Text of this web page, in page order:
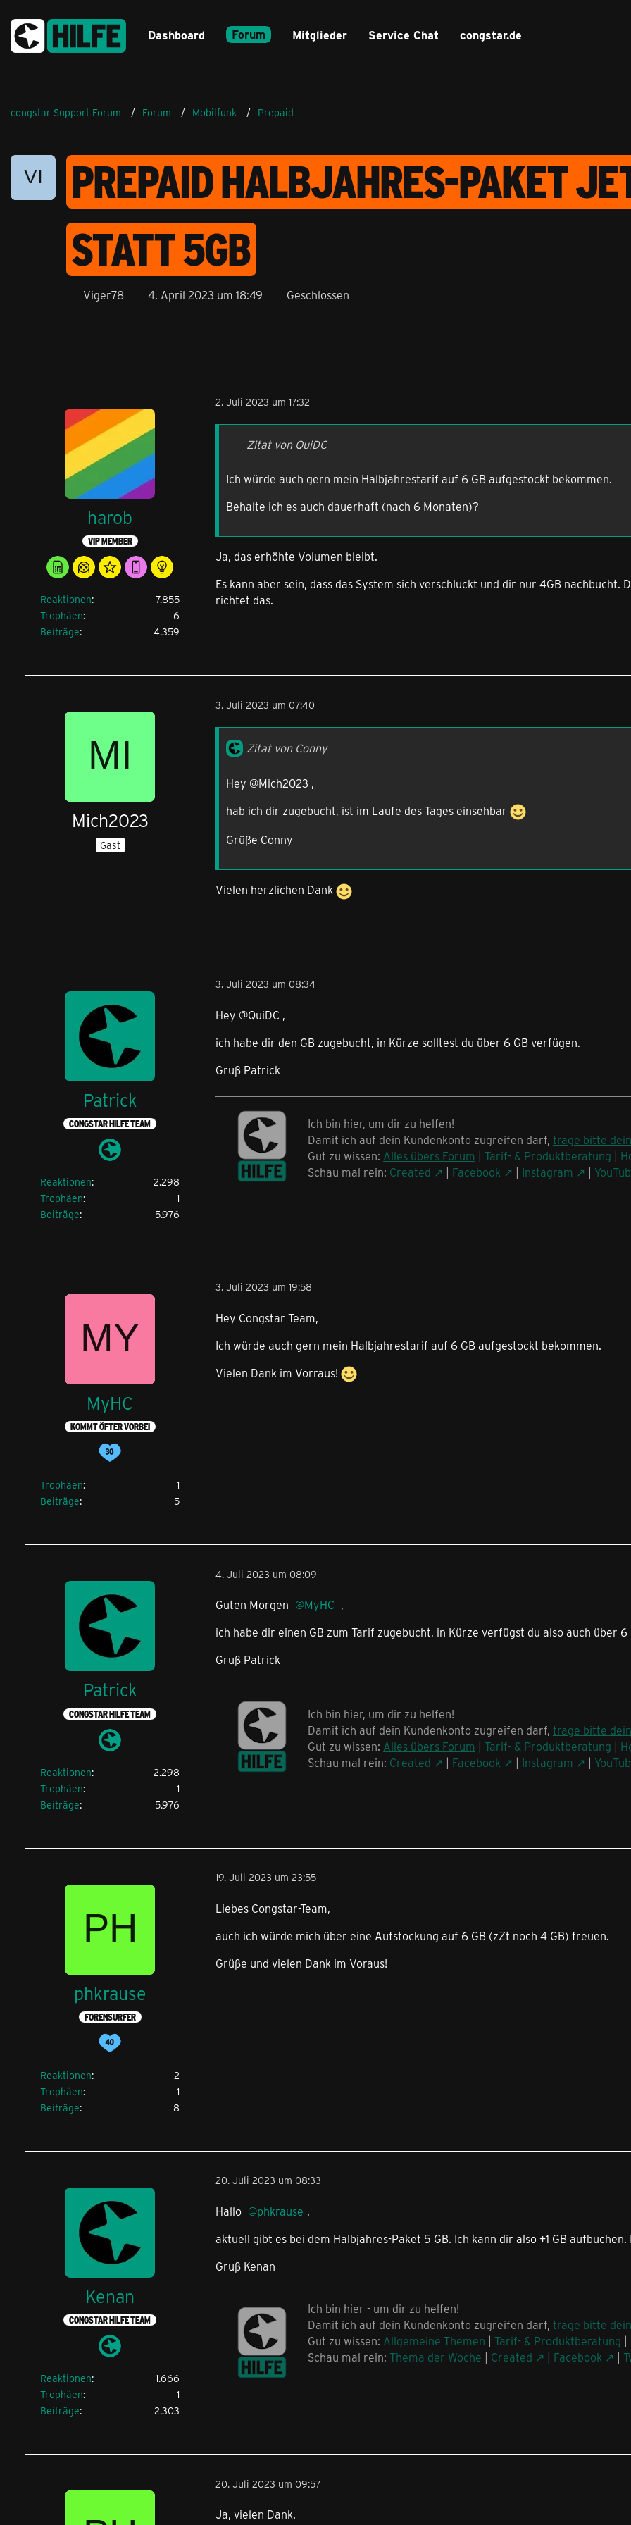
Dashboard Forum Mitglieder Service Chat congstar.de
congstar Support Forum Forum Mobilfunk Prepaid
PREPAID HALBJAHRES-PAKET
STATT 5GB
Viger78 4. April 2023 um 18:49 Geschlossen
harob
VIP MEMBER
Reaktionen
7.855
Trophäen
6
Beiträge
4.359
2. Juli 2023 um 17:32
Zitat von QuiDC
Ich würde auch gern mein Halbjahrestarif auf 6 GB aufgestockt bekommen.
Behalte ich es auch dauerhaft (nach 6 Monaten)?
Ja, das erhöhte Volumen bleibt.
Es kann aber sein, dass das System sich verschluckt und dir nur 4GB
richtet das.
Mich2023
Gast
3. Juli 2023 um 07:40
Zitat von Conny
Hey @Mich2023 ,
hab ich dir zugebucht, ist im Laufe des Tages einsehbar
Grüße Conny
Vielen herzlichen Dank
Patrick
CONGSTAR HILFE TEAM
Reaktionen
2.298
Trophäen
1
Beiträge
5.976
3. Juli 2023 um 08:34
Hey @QuiDC ,
ich habe dir den GB zugebucht, in Kürze solltest du über 6 GB verfügen.
Gruß Patrick
Ich bin hier, um dir zu helfen!
Damit ich auf dein Kundenkonto zugreifen darf, trage bitte
Gut zu wissen: Alles übers Forum | Tarif- & Produktberatung |
Schau mal rein: Created | Facebook | Instagram |
MyHC
KOMMT ÖFTER VORBEI
Trophäen
1
Beiträge
5
3. Juli 2023 um 19:58
Hey Congstar Team,
Ich würde auch gern mein Halbjahrestarif auf 6 GB aufgestockt bekommen.
Vielen Dank im Vorraus!
Patrick
CONGSTAR HILFE TEAM
Reaktionen
2.298
Trophäen
1
Beiträge
5.976
4. Juli 2023 um 08:09
Guten Morgen MyHC ,
ich habe dir einen GB zum Tarif zugebucht, in Kürze verfügst du also auch über 6
Gruß Patrick
Ich bin hier, um dir zu helfen!
Damit ich auf dein Kundenkonto zugreifen darf, trage bitte
Gut zu wissen: Alles übers Forum | Tarif- & Produktberatung |
Schau mal rein: Created | Facebook | Instagram |
phkrause
FORENSURFER
Reaktionen
2
Trophäen
1
Beiträge
8
19. Juli 2023 um 23:55
Liebes Congstar-Team,
auch ich würde mich über eine Aufstockung auf 6 GB (zZt noch 4 GB) freuen.
Grüße und vielen Dank im Voraus!
Kenan
CONGSTAR HILFE TEAM
Reaktionen
1.666
Trophäen
1
Beiträge
2.303
20. Juli 2023 um 08:33
Hallo phkrause ,
aktuell gibt es bei dem Halbjahres-Paket 5 GB. Ich kann dir also +1 GB
Gruß Kenan
Ich bin hier - um dir zu helfen!
Damit ich auf dein Kundenkonto zugreifen darf, trage bitte
Gut zu wissen: Allgemeine Themen | Tarif- & Produktberatung |
Schau mal rein: Thema der Woche | Created | Facebook |
20. Juli 2023 um 09:57
Ja, vielen Dank.